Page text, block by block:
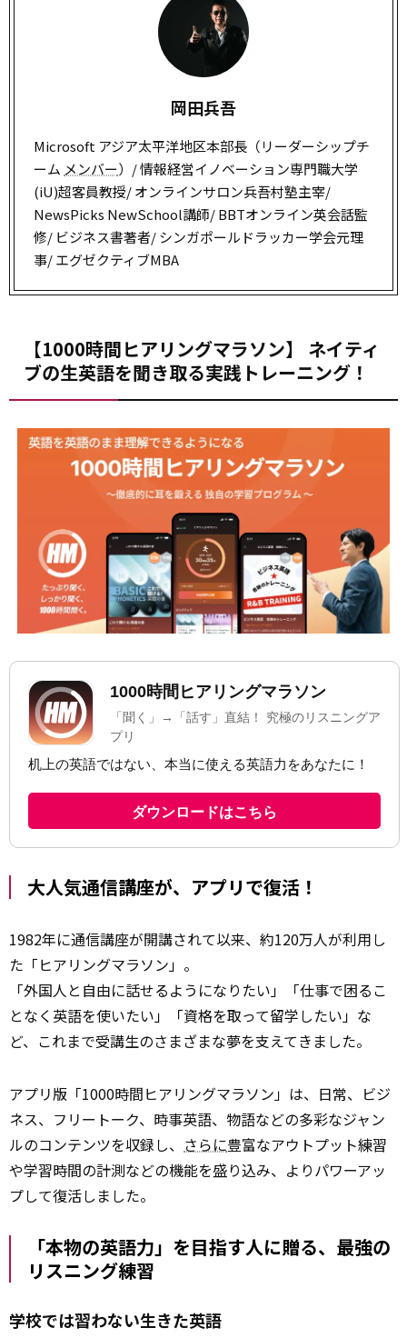
岡田兵吾
Microsoft アジア太平洋地区本部長（リーダーシップチ
ーム メンバー）/ 情報経営イノベーション専門職大学
(iU)超客員教授/ オンラインサロン兵吾村塾主宰/
NewsPicks NewSchool講師/ BBTオンライン英会話監
修/ ビジネス書著者/ シンガポールドラッカー学会元理
事/ エグゼクティブMBA
【1000時間ヒアリングマラソン】 ネイティ
ブの生英語を聞き取る実践トレーニング！
大人気通信講座が、アプリで復活！
1982年に通信講座が開講されて以来、約120万人が利用し
た「ヒアリングマラソン」。
「外国人と自由に話せるようになりたい」「仕事で困るこ
となく英語を使いたい」「資格を取って留学したい」な
ど、これまで受講生のさまざまな夢を支えてきました。
アプリ版「1000時間ヒアリングマラソン」は、日常、ビジ
ネス、フリートーク、時事英語、物語などの多彩なジャン
ルのコンテンツを収録し、 さらに豊富なアウトプット練習
や学習時間の計測などの機能を盛り込み、よりパワーアッ
プして復活しました。
「本物の英語力」を目指す人に贈る、最強の
リスニング練習
学校では習わない生きた英語